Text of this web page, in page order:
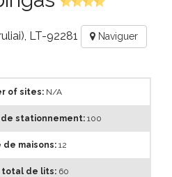
LT-92281 Naviguer
of sites: N/A
de stationnement: 100
de maisons: 12
total de lits: 60